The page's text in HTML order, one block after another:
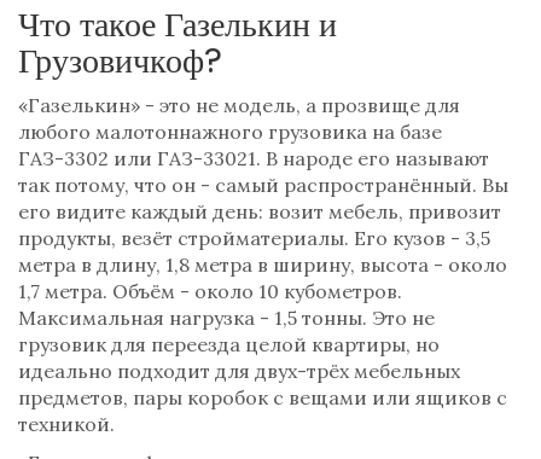
Что такое Газелькин и
Грузовичкоф?
«Газелькин» - это не модель, а прозвище для
любого малотоннажного грузовика на базе
ГАЗ-3302 или ГАЗ-33021. В народе его называют
так потому, что он - самый распространённый. Вы
его видите каждый день: возит мебель, привозит
продукты, везёт стройматериалы. Его кузов - 3,5
метра в длину, 1,8 метра в ширину, высота - около
1,7 метра. Объём - около 10 кубометров.
Максимальная нагрузка - 1,5 тонны. Это не
грузовик для переезда целой квартиры, но
идеально подходит для двух-трёх мебельных
предметов, пары коробок с вещами или ящиков с
техникой.